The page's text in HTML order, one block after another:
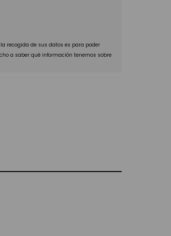
recogida de sus datos es para poder
a saber qué información tenemos sobre